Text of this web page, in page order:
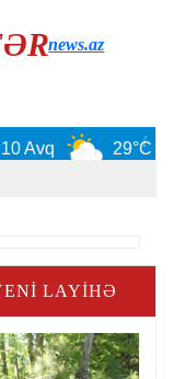
news.az
29°C
LAYIHƏ